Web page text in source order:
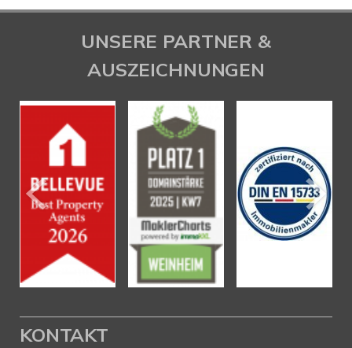
UNSERE PARTNER &
AUSZEICHNUNGEN
KONTAKT